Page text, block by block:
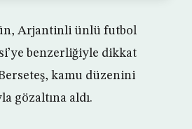
Arjantinli ünlü futbol
benzerliğiyle dikkat
kamu düzenini
gözaltına aldı.